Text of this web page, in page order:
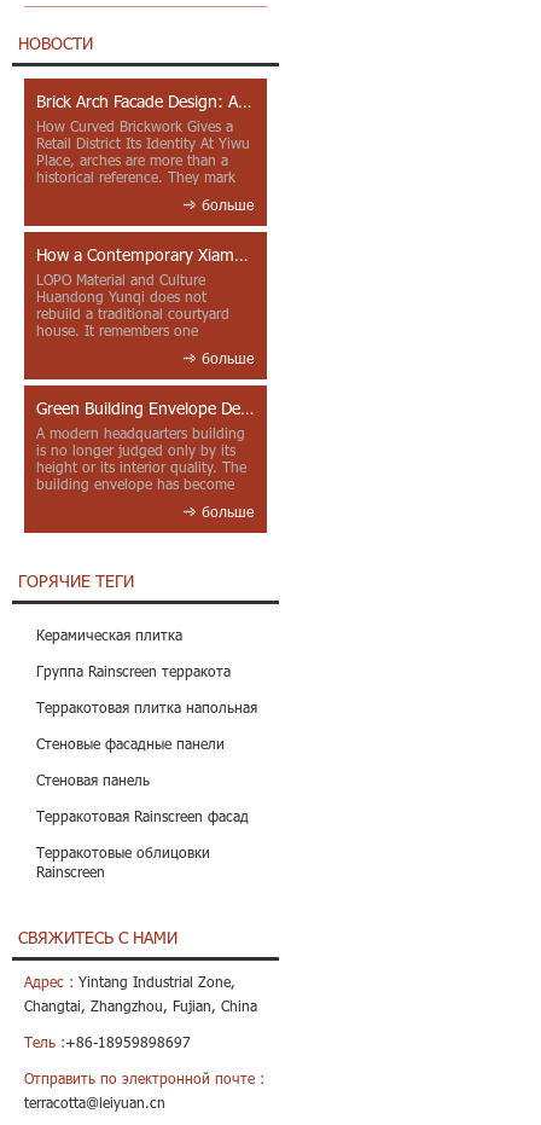
НОВОСТИ
Brick Arch Facade Design: A Closer Look at Yiwu Place
How Curved Brickwork Gives a
Retail District Its Identity At Yiwu
Place, arches are more than a
historical reference. They mark
больше
How a Contemporary Xiamen Project Reframes Minnan Red Brick
LOPO Material and Culture
Huandong Yunqi does not
rebuild a traditional courtyard
house. It remembers one
больше
Green Building Envelope Design: Clay Sunscreen Fins for Modern Headquarters Architecture
A modern headquarters building
is no longer judged only by its
height or its interior quality. The
building envelope has become
больше
ГОРЯЧИЕ ТЕГИ
Керамическая плитка
Группа Rainscreen терракота
Терракотовая плитка напольная
Стеновые фасадные панели
Стеновая панель
Терракотовая Rainscreen фасад
Терракотовые облицовки
Rainscreen
СВЯЖИТЕСЬ С НАМИ
Адрес : Yintang Industrial Zone,
Changtai, Zhangzhou, Fujian, China
Тель :+86-18959898697
Отправить по электронной почте :
terracotta@leiyuan.cn